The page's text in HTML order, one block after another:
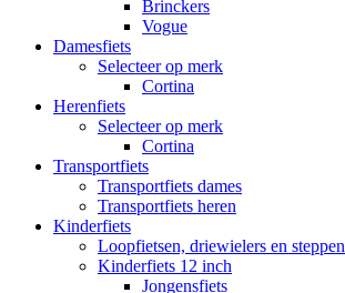
Brinckers
Vogue
Damesfiets
Selecteer op merk
Cortina
Herenfiets
Selecteer op merk
Cortina
Transportfiets
Transportfiets dames
Transportfiets heren
Kinderfiets
Loopfietsen, driewielers en steppen
Kinderfiets 12 inch
Jongensfiets